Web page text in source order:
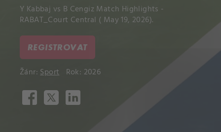
Y Kabbaj vs B Cengiz Match Highlights -
RABAT_Court Central ( May 19, 2026).
REGISTROVAT
Žánr:Sport Rok: 2026